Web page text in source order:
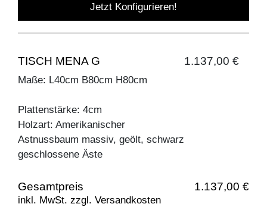
Jetzt Konfigurieren!
TISCH MENA G 1.137,00 €
Maße: L40cm B80cm H80cm
Plattenstärke: 4cm
Holzart: Amerikanischer
Astnussbaum massiv, geölt, schwarz
geschlossene Äste
Gesamtpreis 1.137,00 €
inkl. MwSt. zzgl. Versandkosten